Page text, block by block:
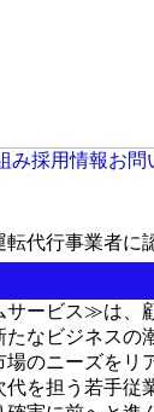
み採用情報お問
ービス≫は、
なビジネスの
のニーズをリ
を担う若手従